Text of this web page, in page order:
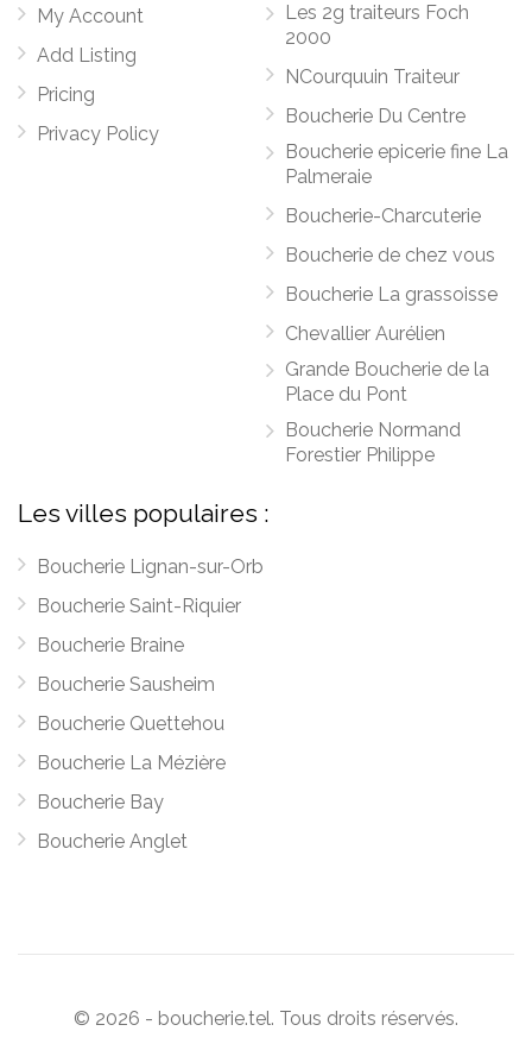
My Account
Add Listing
Pricing
Privacy Policy
Les 2g traiteurs Foch
2000
NCourquuin Traiteur
Boucherie Du Centre
Boucherie epicerie fine La
Palmeraie
Boucherie-Charcuterie
Boucherie de chez vous
Boucherie La grassoisse
Chevallier Aurélien
Grande Boucherie de la
Place du Pont
Boucherie Normand
Forestier Philippe
Les villes populaires :
Boucherie Lignan-sur-Orb
Boucherie Saint-Riquier
Boucherie Braine
Boucherie Sausheim
Boucherie Quettehou
Boucherie La Mézière
Boucherie Bay
Boucherie Anglet
© 2026 - boucherie.tel. Tous droits réservés.